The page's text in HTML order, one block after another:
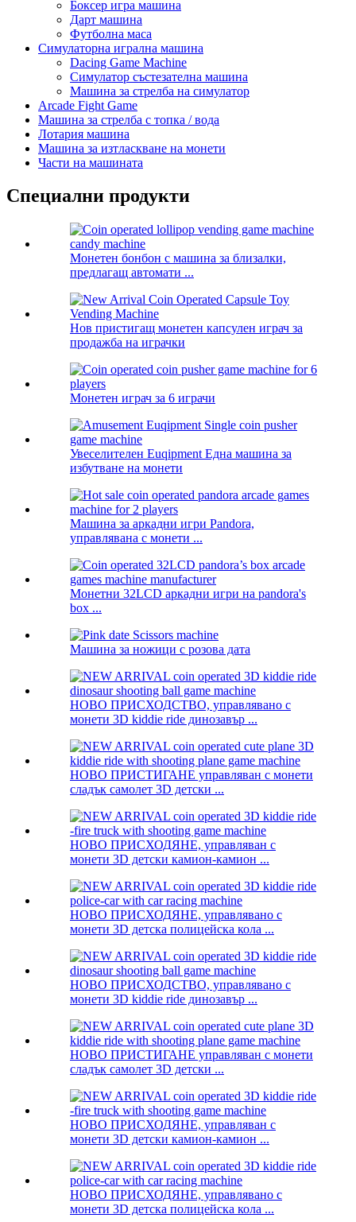
Боксер игра машина
Дарт машина
Футболна маса
Симулаторна игрална машина
Dacing Game Machine
Симулатор състезателна машина
Машина за стрелба на симулатор
Arcade Fight Game
Машина за стрелба с топка / вода
Лотария машина
Машина за изтласкване на монети
Части на машината
Специални продукти
Монетен бонбон с машина за близалки,
предлагащ автомати ...
Нов пристигащ монетен капсулен играч за
продажба на играчки
Монетен играч за 6 играчи
Увеселителен Euqipment Една машина за
избутване на монети
Машина за аркадни игри Pandora,
управлявана с монети ...
Монетни 32LCD аркадни игри на pandora's
box ...
Машина за ножици с розова дата
НОВО ПРИСХОДСТВО, управлявано с
монети 3D kiddie ride динозавър ...
НОВО ПРИСТИГАНЕ управляван с монети
сладък самолет 3D детски ...
НОВО ПРИСХОДЯНЕ, управляван с
монети 3D детски камион-камион ...
НОВО ПРИСХОДЯНЕ, управлявано с
монети 3D детска полицейска кола ...
НОВО ПРИСХОДСТВО, управлявано с
монети 3D kiddie ride динозавър ...
НОВО ПРИСТИГАНЕ управляван с монети
сладък самолет 3D детски ...
НОВО ПРИСХОДЯНЕ, управляван с
монети 3D детски камион-камион ...
НОВО ПРИСХОДЯНЕ, управлявано с
монети 3D детска полицейска кола ...